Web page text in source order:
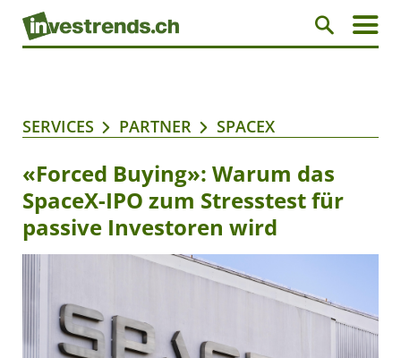
SERVICES PARTNER SPACEX
«Forced Buying»: Warum das
SpaceX-IPO zum Stresstest für
passive Investoren wird